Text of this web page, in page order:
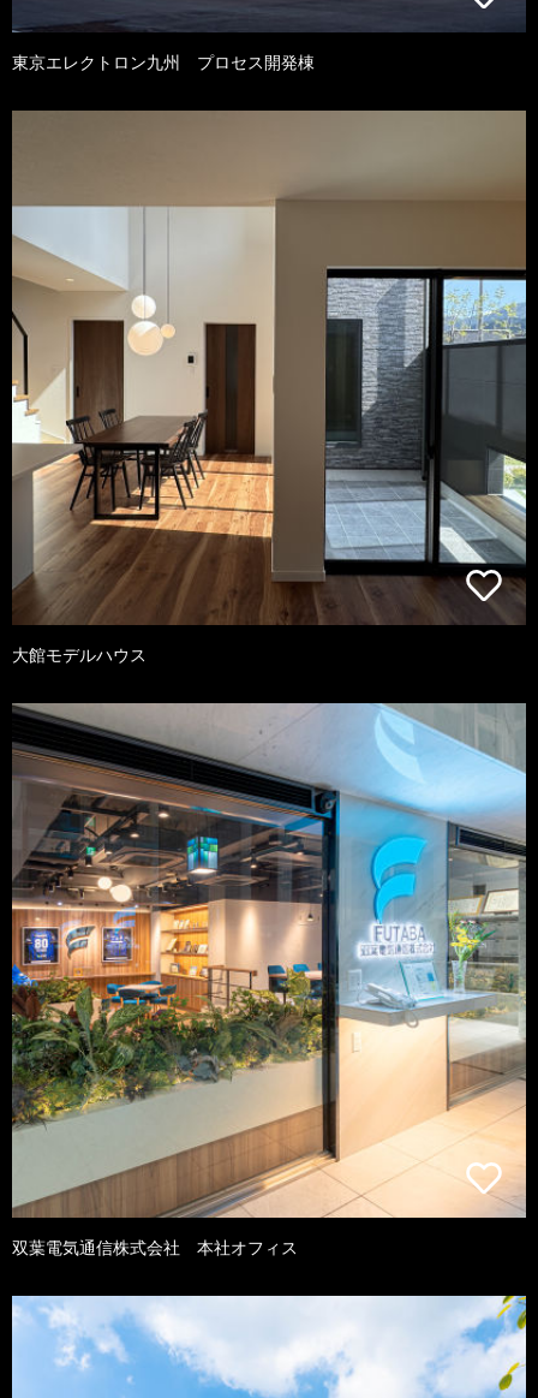
東京エレクトロン九州 プロセス開発棟
大館モデルハウス
双葉電気通信株式会社 本社オフィス